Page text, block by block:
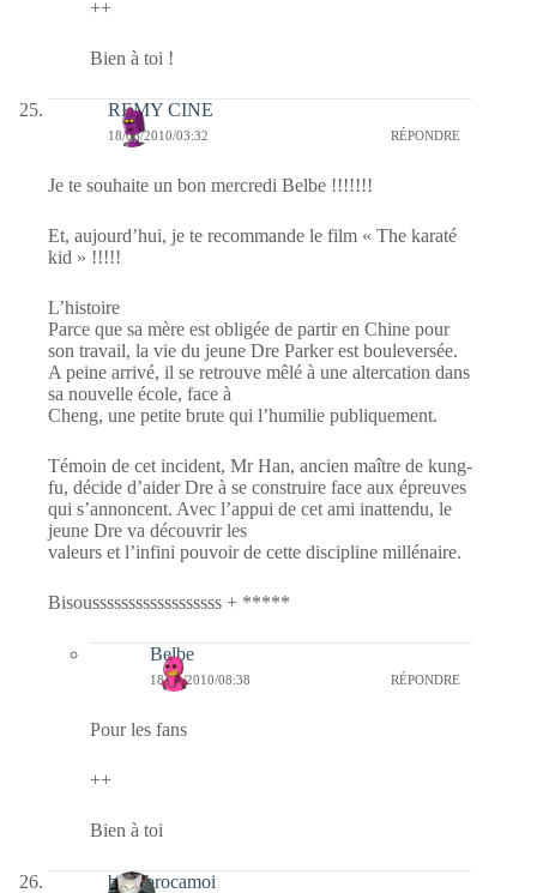
++
Bien à toi !
REMY CINE
18/08/2010/03:32 RÉPONDRE
Je te souhaite un bon mercredi Belbe !!!!!!!
Et, aujourd’hui, je te recommande le film « The karaté
kid » !!!!!
L’histoire
Parce que sa mère est obligée de partir en Chine pour
son travail, la vie du jeune Dre Parker est bouleversée.
A peine arrivé, il se retrouve mêlé à une altercation dans
sa nouvelle école, face à
Cheng, une petite brute qui l’humilie publiquement.
Témoin de cet incident, Mr Han, ancien maître de kung-
fu, décide d’aider Dre à se construire face aux épreuves
qui s’annoncent. Avec l’appui de cet ami inattendu, le
jeune Dre va découvrir les
valeurs et l’infini pouvoir de cette discipline millénaire.
Bisoussssssssssssssssss + *****
Belbe
18/08/2010/08:38 RÉPONDRE
Pour les fans
++
Bien à toi
bricabrocamoi